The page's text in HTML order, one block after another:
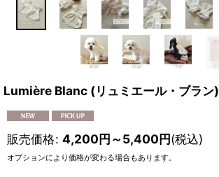
Lumière Blanc (リュミエール・ブラン)
販売価格: 4,200円～5,400円(税込)
オプションにより価格が変わる場合もあります。